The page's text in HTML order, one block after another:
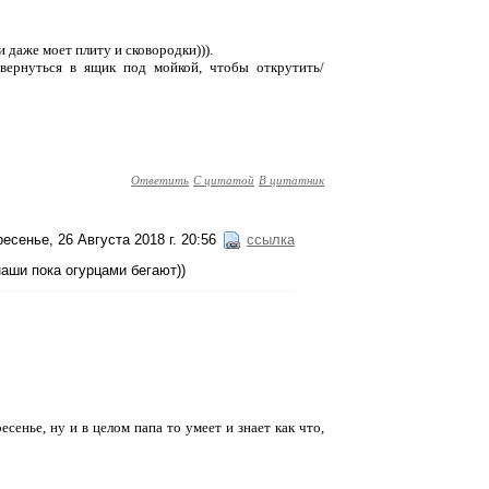
даже моет плиту и сковородки))).
в ящик под мойкой, чтобы открутить/
Ответить С цитатой В цитатник
26 Августа 2018 г. 20:56 ссылка
пока огурцами бегают))
ну и в целом папа то умеет и знает как что,